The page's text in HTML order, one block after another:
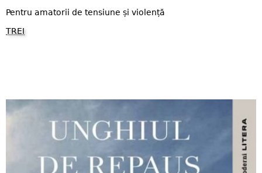
Pentru amatorii de tensiune și violență
TREI